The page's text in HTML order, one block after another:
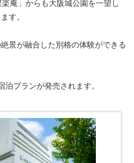
庵」からも大阪城公園を一望し
す。
景が融合した別格の体験ができる
泊プランが発売されます。